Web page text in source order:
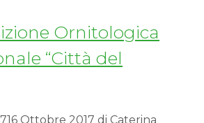
Ornitologica
“Città del
16 Ottobre 2017 di Caterina